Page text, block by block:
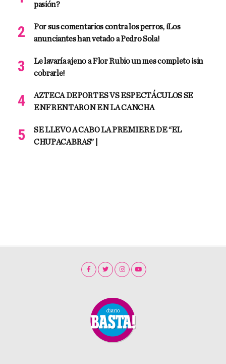
pasión?
Por sus comentarios contra los perros, ¡Los
anunciantes han vetado a Pedro Sola!
Le lavaría ajeno a Flor Rubio un mes completo ¡sin
cobrarle!
AZTECA DEPORTES VS ESPECTÁCULOS SE
ENFRENTARON EN LA CANCHA
SE LLEVO A CABO LA PREMIERE DE “EL
CHUPACABRAS” |